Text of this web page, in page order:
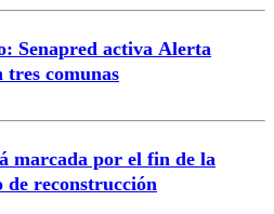
Senapred activa Alerta
tres comunas
marcada por el fin de la
reconstrucción